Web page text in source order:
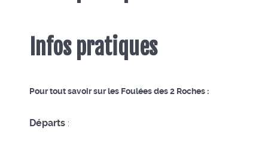
Infos pratiques
Pour tout savoir sur les Foulées des 2 Roches :
Départs :